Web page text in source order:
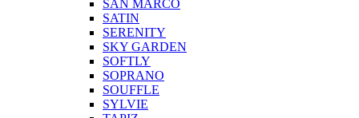
SAN MARCO
SATIN
SERENITY
SKY GARDEN
SOFTLY
SOPRANO
SOUFFLE
SYLVIE